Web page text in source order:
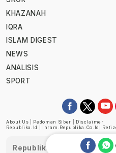
KHAZANAH
IQRA
ISLAM DIGEST
NEWS
ANALISIS
SPORT
About Us Pedoman Siber
Disclaimer
Republika.id
Ihram.republika.co.id
Republika telah